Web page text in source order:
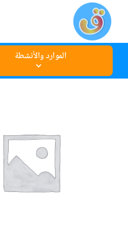
content
الموارد والأنشطة